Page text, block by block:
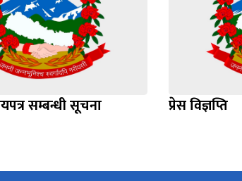
सम्बन्धी सूचना प्रेस विज्ञप्ति